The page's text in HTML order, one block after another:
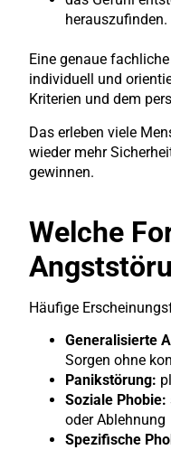
herauszufinden.
Eine genaue
individuell und
Kriterien und dem
Das erleben viele
wieder mehr
gewinnen.
Welche
Häufige
Generalisierte
Sorgen ohne
Panikstörung:
Soziale Phobie:
oder Ablehnung
Spezifische